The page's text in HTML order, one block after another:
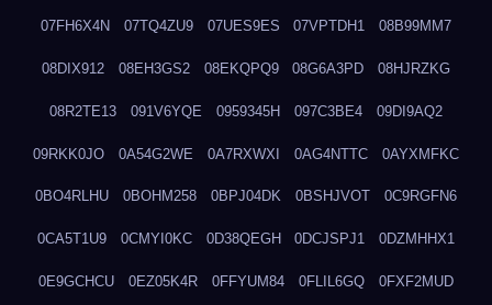
07FH6X4N 07TQ4ZU9 07UES9ES 07VPTDH1 08B99MM7
08DIX912 08EH3GS2 08EKQPQ9 08G6A3PD 08HJRZKG
08R2TE13 091V6YQE 0959345H 097C3BE4 09DI9AQ2
09RKK0JO 0A54G2WE 0A7RXWXI 0AG4NTTC 0AYXMFKC
0BO4RLHU 0BOHM258 0BPJ04DK 0BSHJVOT 0C9RGFN6
0CA5T1U9 0CMYI0KC 0D38QEGH 0DCJSPJ1 0DZMHHX1
0E9GCHCU 0EZ05K4R 0FFYUM84 0FLIL6GQ 0FXF2MUD